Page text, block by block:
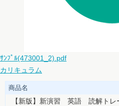
ｻﾝﾌﾟﾙ(473001_2).pdf
カリキュラム
商品名
【新版】新演習 英語 読解ト